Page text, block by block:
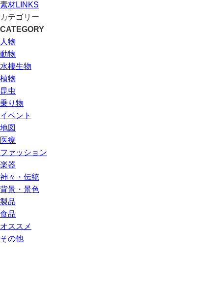
素材LINKS
カテゴリー
CATEGORY
人物
動物
水棲生物
植物
昆虫
乗り物
イベント
地図
医療
ファッション
楽器
神々・伝統
背景・景色
製品
食品
オススメ
その他